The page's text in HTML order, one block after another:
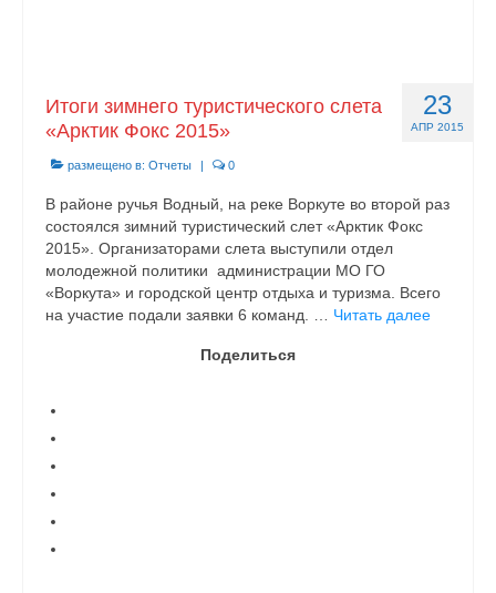
23
АПР 2015
Итоги зимнего туристического слета
«Арктик Фокс 2015»
размещено в: Отчеты | 0
В районе ручья Водный, на реке Воркуте во второй раз
состоялся зимний туристический слет «Арктик Фокс
2015». Организаторами слета выступили отдел
молодежной политики администрации МО ГО
«Воркута» и городской центр отдыха и туризма. Всего
на участие подали заявки 6 команд. … Читать далее
Поделиться